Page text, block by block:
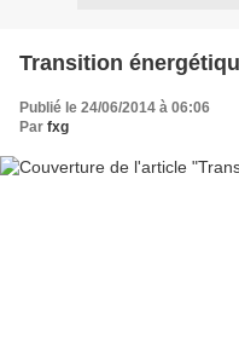
Transition
Publié le 24/06/2014 à 06:06
Par fxg